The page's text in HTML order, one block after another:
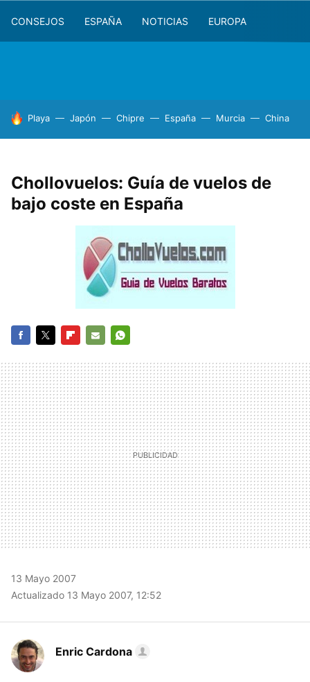
CONSEJOS ESPAÑA NOTICIAS EUROPA
HOY SE HABLA DE
Playa Japón Chipre España Murcia China
Chollovuelos: Guía de vuelos de
bajo coste en España
MAIL
13 Mayo 2007
Actualizado 13 Mayo 2007, 12:52
Enric Cardona